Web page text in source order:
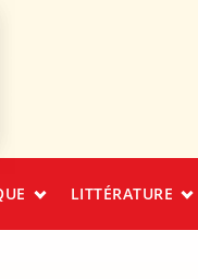
LITTÉRATURE